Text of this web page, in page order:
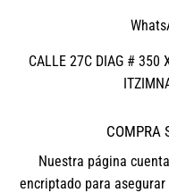
CALLE 27C DIAG # 350
COMPRA
Nuestra página
encriptado para